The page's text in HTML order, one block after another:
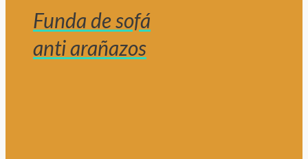
Funda de sofá
anti arañazos